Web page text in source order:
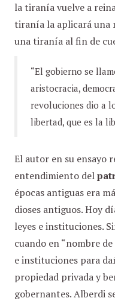
la tiranía vuelve a
tiranía la aplicará una
una tiranía al fin de
“El gobierno se
aristocracia,
revoluciones dio a
libertad, que es la
El autor en su ensayo
entendimiento del
épocas antiguas era
dioses antiguos. Hoy
leyes e instituciones.
cuando en “nombre
e instituciones para
propiedad privada y
gobernantes. Alberdi